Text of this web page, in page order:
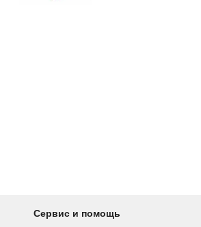
Сервис и помощь